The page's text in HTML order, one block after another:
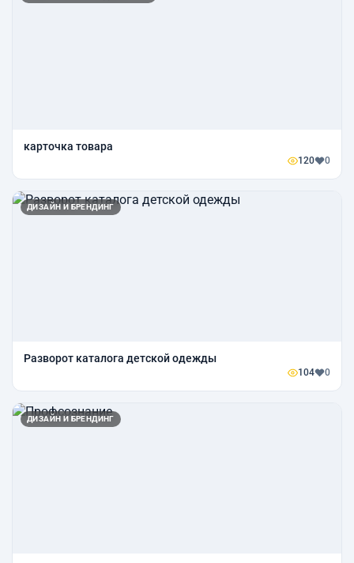
карточка товара
120 0
ДИЗАЙН И БРЕНДИНГ
Разворот каталога детской одежды
104 0
ДИЗАЙН И БРЕНДИНГ